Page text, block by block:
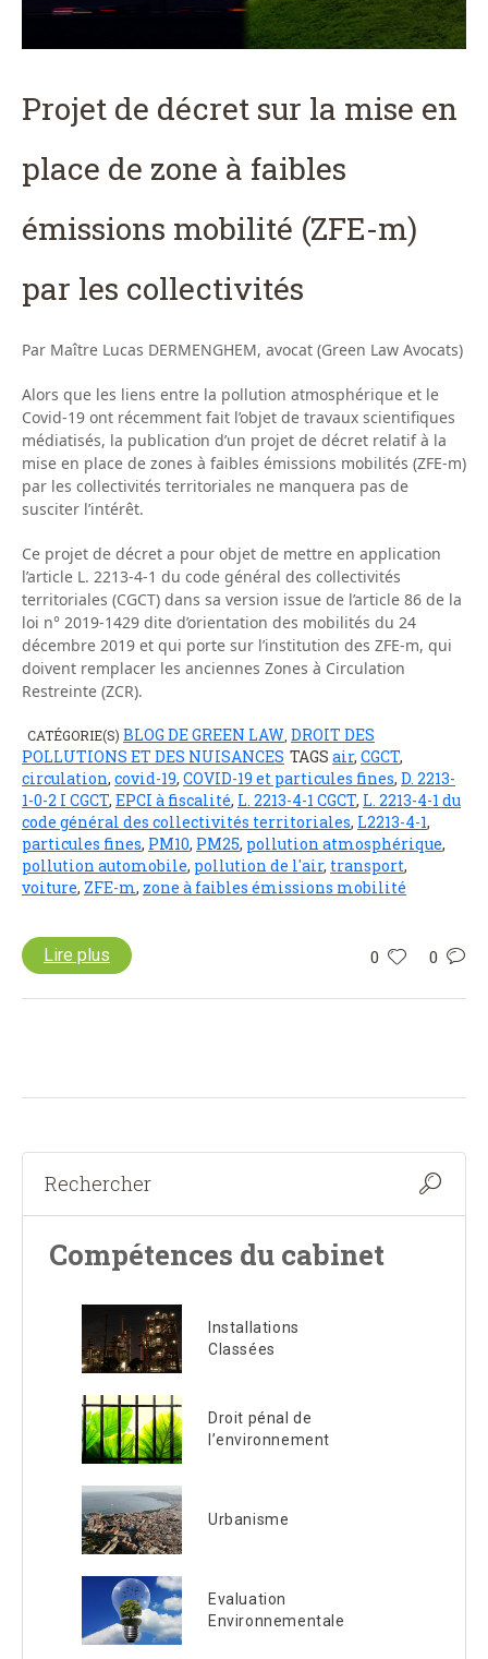
Projet de décret sur la mise en
place de zone à faibles
émissions mobilité (ZFE-m)
par les collectivités
Par Maître Lucas DERMENGHEM, avocat (Green Law Avocats)
Alors que les liens entre la pollution atmosphérique et le
Covid-19 ont récemment fait l’objet de travaux scientifiques
médiatisés, la publication d’un projet de décret relatif à la
mise en place de zones à faibles émissions mobilités (ZFE-m)
par les collectivités territoriales ne manquera pas de
susciter l’intérêt.
Ce projet de décret a pour objet de mettre en application
l’article L. 2213-4-1 du code général des collectivités
territoriales (CGCT) dans sa version issue de l’article 86 de la
loi n° 2019-1429 dite d’orientation des mobilités du 24
décembre 2019 et qui porte sur l’institution des ZFE-m, qui
doivent remplacer les anciennes Zones à Circulation
Restreinte (ZCR).
CATÉGORIE(S) BLOG DE GREEN LAW DROIT DES
POLLUTIONS ET DES NUISANCES TAGS air, CGCT,
circulation, covid-19, COVID-19 et particules fines, D. 2213-
1-0-2 I CGCT, EPCI à fiscalité, L. 2213-4-1 CGCT, L. 2213-4-1 du
code général des collectivités territoriales, L2213-4-1,
particules fines, PM10, PM25, pollution atmosphérique,
pollution automobile, pollution de l'air, transport,
voiture, ZFE-m, zone à faibles émissions mobilité
0 0
Lire plus
Compétences du cabinet
Installations
Classées
Droit pénal de
l’environnement
Urbanisme
Evaluation
Environnementale